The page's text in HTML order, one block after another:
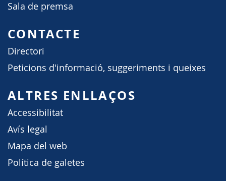
Sala de premsa
CONTACTE
Directori
Peticions d'informació, suggeriments i queixes
ALTRES ENLLAÇOS
Accessibilitat
Avís legal
Mapa del web
Política de galetes